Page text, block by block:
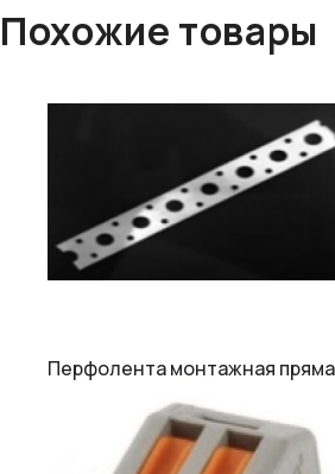
Похожие товары
Перфолента монтажная